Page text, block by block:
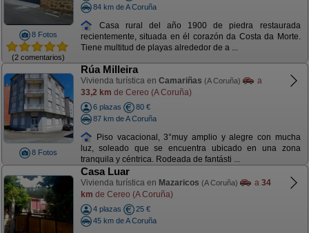
8 Fotos
(2 comentarios)
84 km de A Coruña
Casa rural del año 1900 de piedra restaurada
recientemente, situada en él corazón da Costa da Morte.
Tiene multitud de playas alrededor de a ...
8 Fotos
Rúa Milleira
Vivienda turística en Camariñas (A Coruña)
a
33,2 km de Cereo (A Coruña)
6 plazas
80 €
87 km de A Coruña
Piso vacacional, 3°muy amplio y alegre con mucha
luz, soleado que se encuentra ubicado en una zona
tranquila y céntrica. Rodeada de fantásti ...
Casa Luar
Vivienda turística en Mazaricos (A Coruña) a 34
km de Cereo (A Coruña)
4 plazas
25 €
45 km de A Coruña